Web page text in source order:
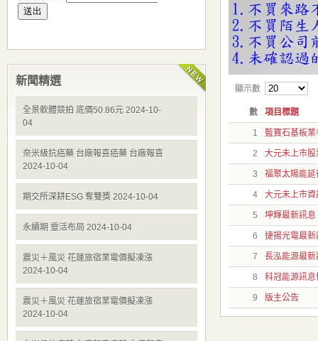
顯示數
數 項目標題
1 藍寶石基板
2 大元未上市
3 福聚太陽能
4 大元未上市
5 坤輝最新訊息
6 捷揚光電最新
7 長泓能源最新
8 科冠能源訊息
9 版主公告
新聞精選
全景軟體競拍 底價50.86元 2024-10-
04
奈米級抗癌藥 台廠報喜癌藥 台廠報喜
2024-10-04
期交所深耕ESG 奪雙獎 2024-10-04
永續期 靈活布局 2024-10-04
震災＋風災 花蓮旅宿業電價擬凍漲
2024-10-04
震災＋風災 花蓮旅宿業電價擬凍漲
2024-10-04